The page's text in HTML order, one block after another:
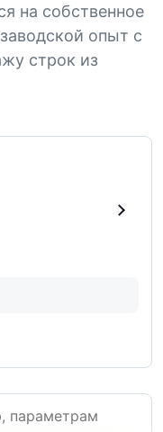
на собственное
опыт с
строк из